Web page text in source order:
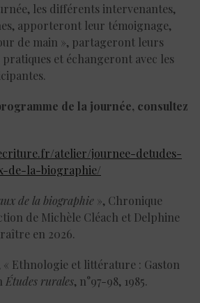
les différents intervenantes,
apporteront leur témoignage,
de main », partageront leurs
et échangeront avec les
de la journée, consultez
atelier/journee-detudes-
de-la-biographie/
de la biographie », Chronique
de Michèle Cléach et Delphine
en 2026.
« Ethnologie et littérature : Gaston
Études rurales, n°97-98, 1985.